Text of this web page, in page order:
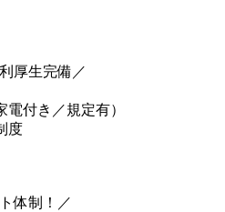
厚生完備／
付き／規定有）
度
体制！／